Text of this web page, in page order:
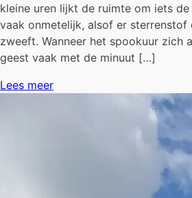
kleine uren lijkt de ruimte om iets
vaak onmetelijk, alsof er sterrenstof
zweeft. Wanneer het spookuur zich
geest vaak met de minuut […]
Lees meer